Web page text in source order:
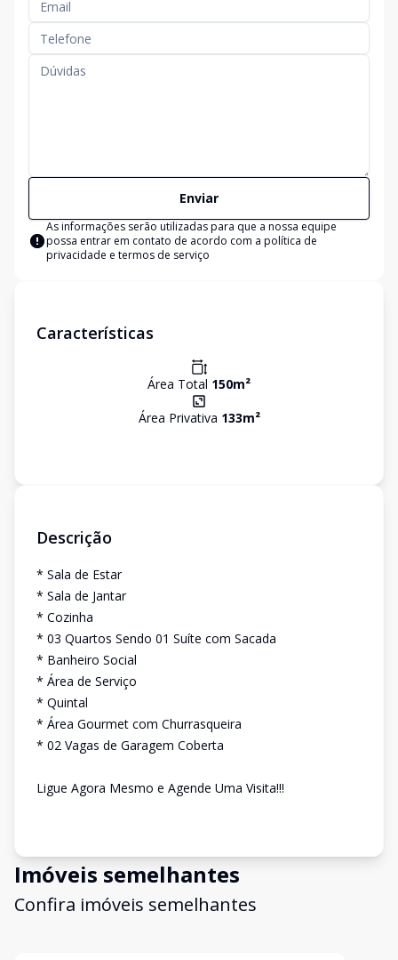
Enviar
As informações serão utilizadas para que a nossa equipe
possa entrar em contato de acordo com a política de
privacidade e termos de serviço
Características
Área Total 150m²
Área Privativa 133m²
Descrição
* Sala de Estar
* Sala de Jantar
* Cozinha
* 03 Quartos Sendo 01 Suíte com Sacada
* Banheiro Social
* Área de Serviço
* Quintal
* Área Gourmet com Churrasqueira
* 02 Vagas de Garagem Coberta
Ligue Agora Mesmo e Agende Uma Visita!!!
Imóveis semelhantes
Confira imóveis semelhantes